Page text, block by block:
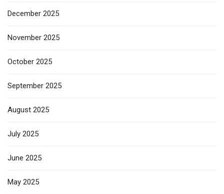
December 2025
November 2025
October 2025
September 2025
August 2025
July 2025
June 2025
May 2025